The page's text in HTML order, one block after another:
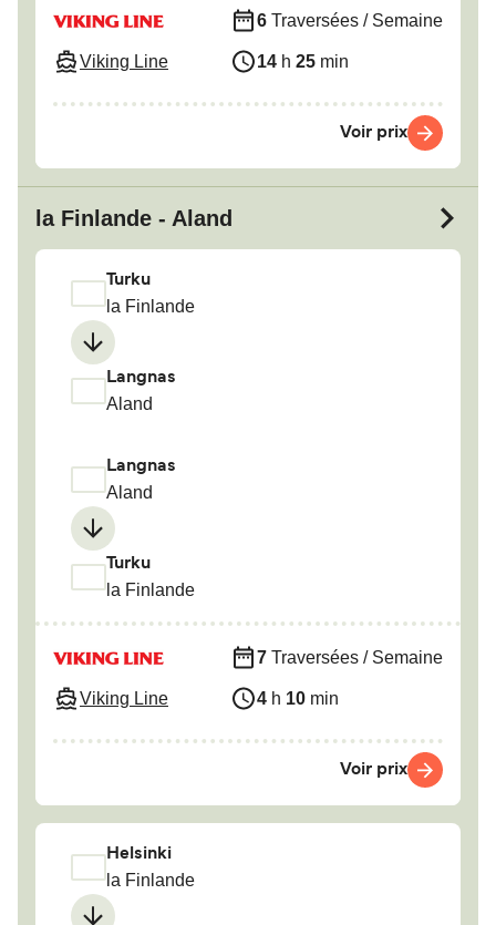
Viking Line
6 Traversées / Semaine
14 h 25 min
Voir prix
la Finlande - Aland
Turku
la Finlande
Langnas
Aland
Langnas
Aland
Turku
la Finlande
Viking Line
7 Traversées / Semaine
4 h 10 min
Voir prix
Helsinki
la Finlande